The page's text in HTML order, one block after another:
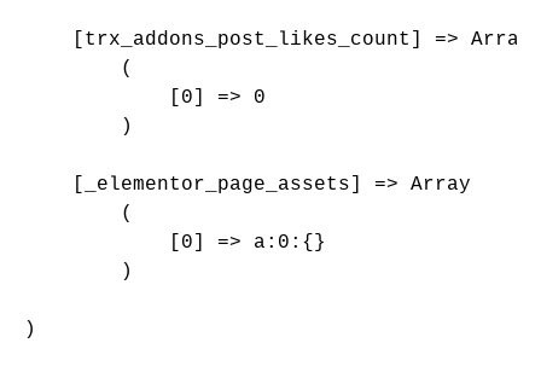
    [trx_addons_post_likes_count] => Array
        (
            [0] => 0
        )
    [_elementor_page_assets] => Array
        (
            [0] => a:0:{}
        )
)